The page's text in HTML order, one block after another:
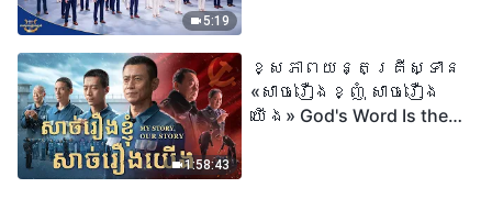
5:19
1:58:43
ខ្សែភាពយន្តគ្រីស្ទាន
«សាច់រឿងខ្ញុំ សាច់រឿង
យើង» God's Word Is the